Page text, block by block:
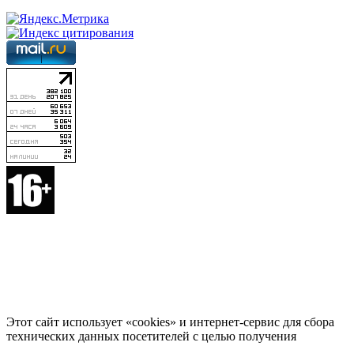
Этот сайт использует «cookies» и интернет-сервис для сбора
технических данных посетителей с целью получения